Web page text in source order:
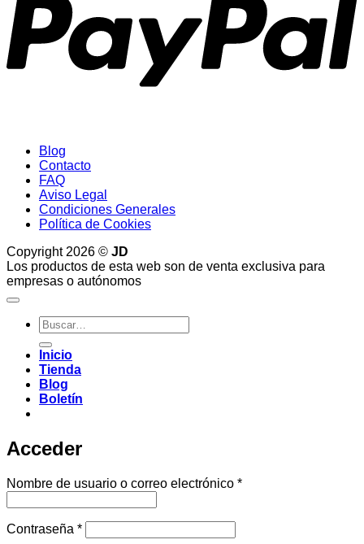
Blog
Contacto
FAQ
Aviso Legal
Condiciones Generales
Política de Cookies
Copyright 2026 © JD
Los productos de esta web son de venta exclusiva para
empresas o autónomos
Buscar
por:
Inicio
Tienda
Blog
Boletín
Acceder
Nombre de usuario o correo electrónico *Obligatorio
Contraseña *Obligatorio